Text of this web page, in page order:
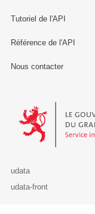
Tutoriel de l'API
Référence de l'API
Nous contacter
Le Gouvernement
udata
udata-front